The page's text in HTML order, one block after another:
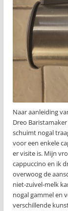
Naar aanleiding
Dreo
schuimt nogal
voor een enkele
er visite is. Mijn
cappuccino en ik
overwoog de
niet-zuivel-melk
nogal gammel en
verschillende